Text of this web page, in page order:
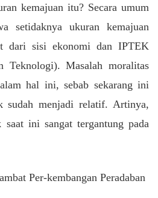
kemajuan itu? Secara umum
setidaknya ukuran kemajuan
dari sisi ekonomi dan IPTEK
Teknologi). Masalah moralitas
hal ini, sebab sekarang ini
sudah menjadi relatif. Artinya,
ini sangat tergantung pada
Per-kembangan Peradaban